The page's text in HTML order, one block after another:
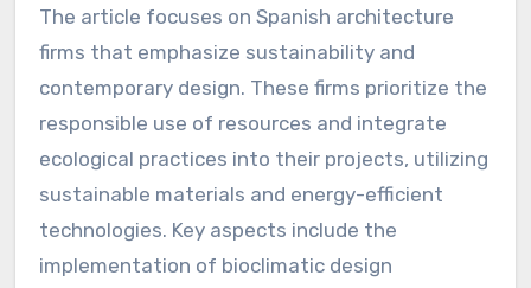
The article focuses on Spanish architecture
firms that emphasize sustainability and
contemporary design. These firms prioritize the
responsible use of resources and integrate
ecological practices into their projects, utilizing
sustainable materials and energy-efficient
technologies. Key aspects include the
implementation of bioclimatic design